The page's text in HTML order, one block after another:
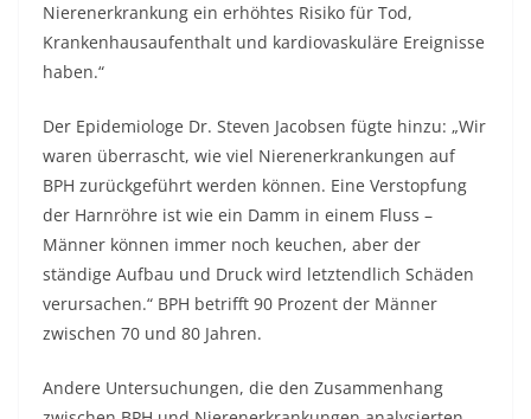
Nierenerkrankung ein erhöhtes Risiko für Tod,
Krankenhausaufenthalt und kardiovaskuläre Ereignisse
haben.“
Der Epidemiologe Dr. Steven Jacobsen fügte hinzu: „Wir
waren überrascht, wie viel Nierenerkrankungen auf
BPH zurückgeführt werden können. Eine Verstopfung
der Harnröhre ist wie ein Damm in einem Fluss –
Männer können immer noch keuchen, aber der
ständige Aufbau und Druck wird letztendlich Schäden
verursachen.“ BPH betrifft 90 Prozent der Männer
zwischen 70 und 80 Jahren.
Andere Untersuchungen, die den Zusammenhang